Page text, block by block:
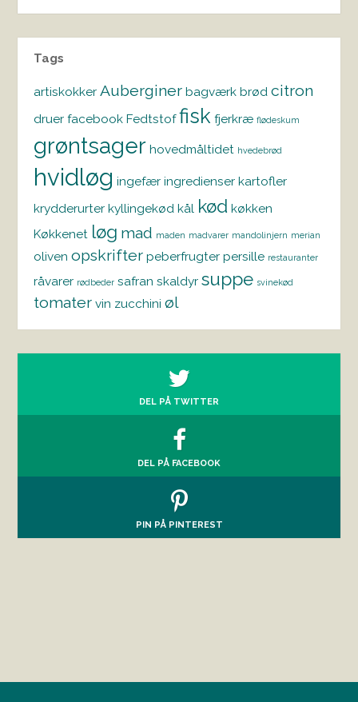
Tags
artiskokker Auberginer bagværk brød citron
druer facebook Fedtstof fisk fjerkræ flødeskum
grøntsager hovedmåltidet hvedebrød
hvidløg ingefær ingredienser kartofler
krydderurter kyllingekød kål kød køkken
Køkkenet løg mad maden madvarer mandolinjern merian
oliven opskrifter peberfrugter persille restauranter
råvarer rødbeder safran skaldyr suppe svinekød
tomater vin zucchini øl
DEL PÅ TWITTER
DEL PÅ FACEBOOK
PIN PÅ PINTEREST